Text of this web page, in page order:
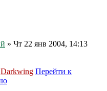
» Чт 22 янв 2004, 14:13
Darkwing Перейти к